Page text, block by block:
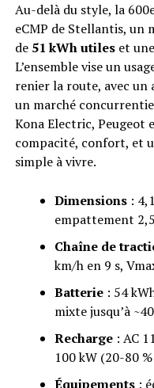
Au-delà du style, la
eCMP de Stellantis, un
de 51 kWh utileset
L’ensemble vise un
renier la route, avec un
un marché
Kona Electric, Peugeot
compacité, confort, et
simple à vivre.
Dimensions:
empattement
Chaîne de
km/h en 9 s,
Batterie: 54
mixte jusqu’à
Recharge: AC
100 kW (20-80
Équipements: